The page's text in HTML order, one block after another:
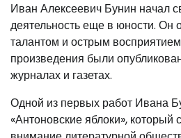
Иван Алексеевич Бунин начал
деятельность еще в юности. Он
талантом и острым
произведения были
журналах и газетах.
Одной из первых работ Ивана
«Антоновские яблоки», который